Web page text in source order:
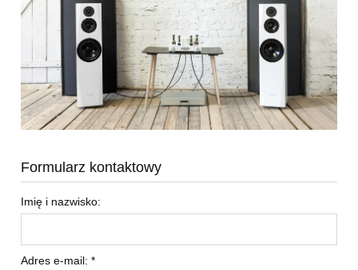
Formularz kontaktowy
Imię i nazwisko:
Adres e-mail: *